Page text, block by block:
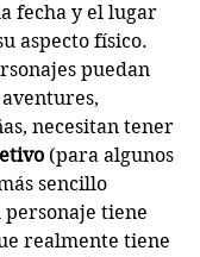
fecha y el lugar
aspecto físico.
puedan
necesitan tener
(para algunos
sencillo
tiene
realmente tiene